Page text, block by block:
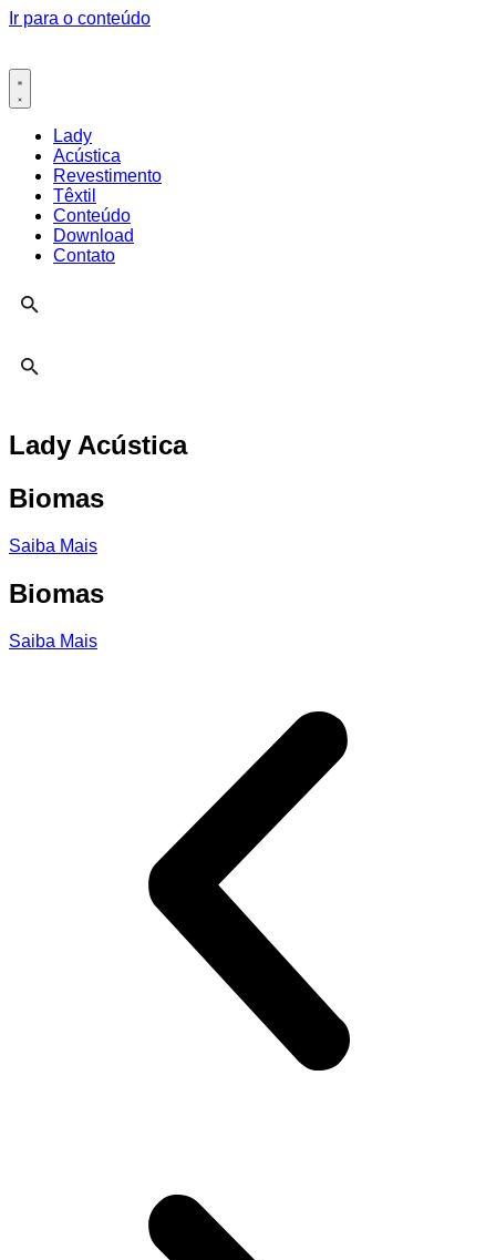
Ir para o conteúdo
Lady
Acústica
Revestimento
Têxtil
Conteúdo
Download
Contato
Lady Acústica
Biomas
Saiba Mais
Biomas
Saiba Mais